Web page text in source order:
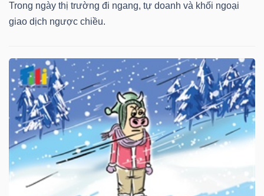
Trong ngày thị trường đi ngang, tự doanh và khối ngoại
giao dịch ngược chiều.
Công
cụ
đầu
tư
Truyền